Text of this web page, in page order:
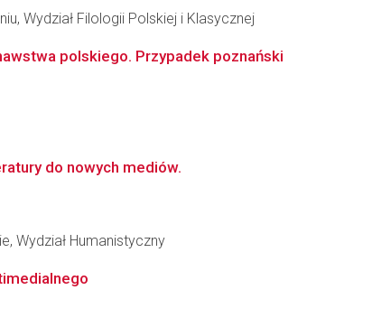
Wydział Filologii Polskiej i Klasycznej
polskiego. Przypadek poznański
do nowych mediów.
Wydział Humanistyczny